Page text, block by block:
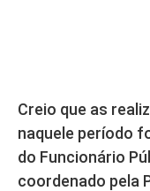
Creio que as
naquele período
do Funcionário
coordenado pela